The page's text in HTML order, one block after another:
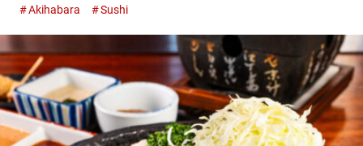
秋葉原和新宿的『Kizuna Sushi』，除了單點海...
Akihabara Sushi